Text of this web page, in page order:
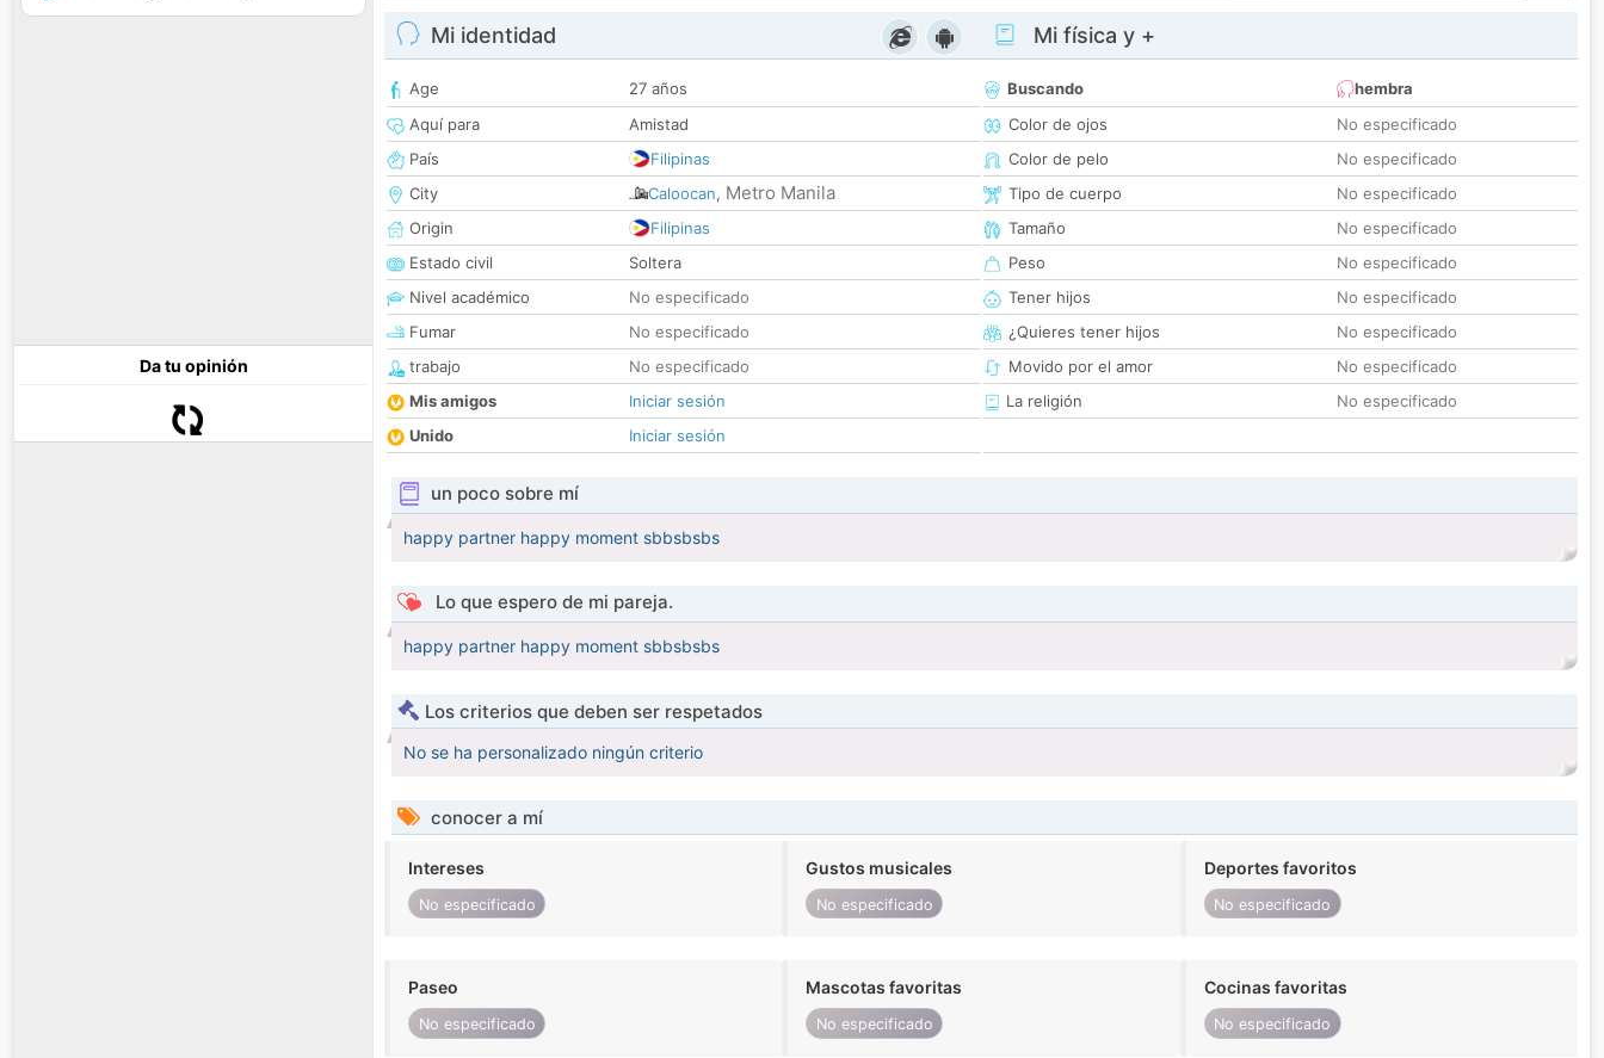
Da tu opinión
Mi identidad
Age
27 años
Aquí para
Amistad
País
Filipinas
City
Caloocan, Metro Manila
Origin
Filipinas
Estado civil
Soltera
Nivel académico
No especificado
Fumar
No especificado
trabajo
No especificado
Mis amigos
Iniciar sesión
Unido
Iniciar sesión
Mi física y +
Buscando
hembra
Color de ojos
No especificado
Color de pelo
No especificado
Tipo de cuerpo
No especificado
Tamaño
No especificado
Peso
No especificado
Tener hijos
No especificado
¿Quieres tener hijos
No especificado
Movido por el amor
No especificado
La religión
No especificado
un poco sobre mí
happy partner happy moment sbbsbsbs
Lo que espero de mi pareja.
happy partner happy moment sbbsbsbs
Los criterios que deben ser respetados
No se ha personalizado ningún criterio
conocer a mí
Intereses
No especificado
Gustos musicales
No especificado
Deportes favoritos
No especificado
Paseo
No especificado
Mascotas favoritas
No especificado
Cocinas favoritas
No especificado